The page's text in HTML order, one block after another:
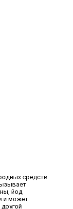
средств
йод
и может